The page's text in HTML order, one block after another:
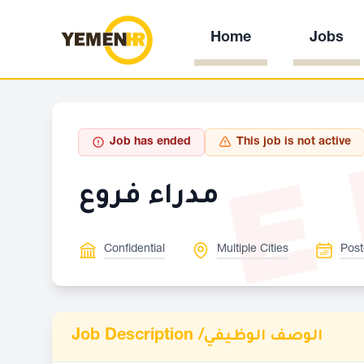
Home Jobs
Job has ended This job is not active
مدراء فروع
Confidential Multiple Cities
Job Description /الوصف الوظيفي